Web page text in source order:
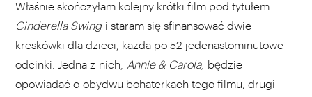
Właśnie skończyłam kolejny krótki film pod tytułem
Cinderella Swingi staram się sfinansować dwie
kreskówki dla dzieci, każda po 52 jedenastominutowe
odcinki. Jedna z nich, Annie & Carola, będzie
opowiadać o obydwu bohaterkach tego filmu, drugi